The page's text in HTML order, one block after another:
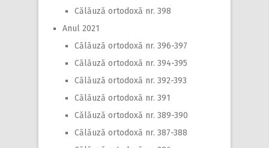
Călăuză ortodoxă nr. 398
Anul 2021
Călăuză ortodoxă nr. 396-397
Călăuză ortodoxă nr. 394-395
Călăuză ortodoxă nr. 392-393
Călăuză ortodoxă nr. 391
Călăuză ortodoxă nr. 389-390
Călăuză ortodoxă nr. 387-388